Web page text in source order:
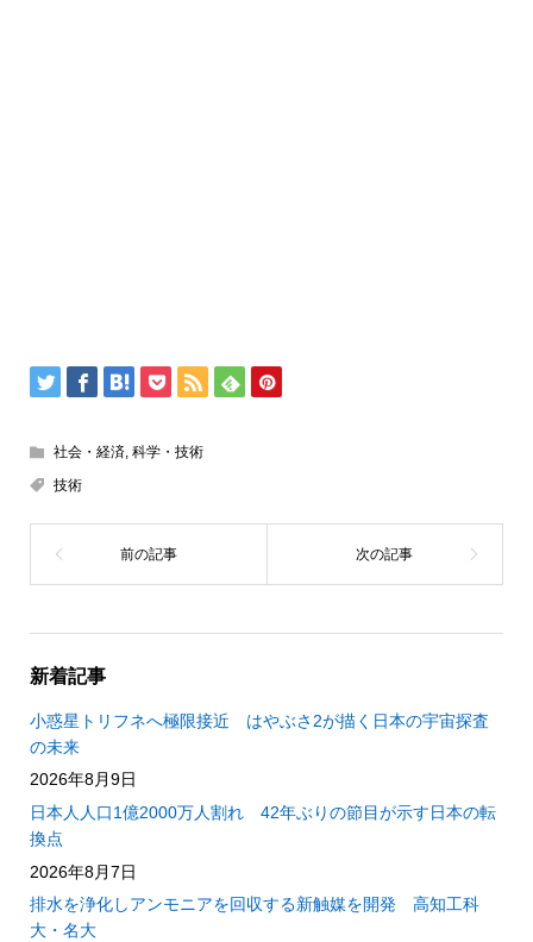
社会・経済, 科学・技術
技術
新着記事
小惑星トリフネへ極限接近 はやぶさ2が描く日本の宇宙探査
の未来
2026年8月9日
日本人人口1億2000万人割れ 42年ぶりの節目が示す日本の転
換点
2026年8月7日
排水を浄化しアンモニアを回収する新触媒を開発 高知工科
大・名大